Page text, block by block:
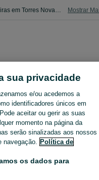
Navegue pelos últimos anúncios de Carteiras em Torres Novas (Santa Maria, Salvador E Santiago) no OLX Portugal. Compre e venda produtos locais com facilidade e segurança. Mostrar
sua privacidade
e/ou acedemos a
identificadores únicos em
aceitar ou gerir as suas
momento na página da
serão sinalizadas aos nossos
navegação. Política de
os dados para